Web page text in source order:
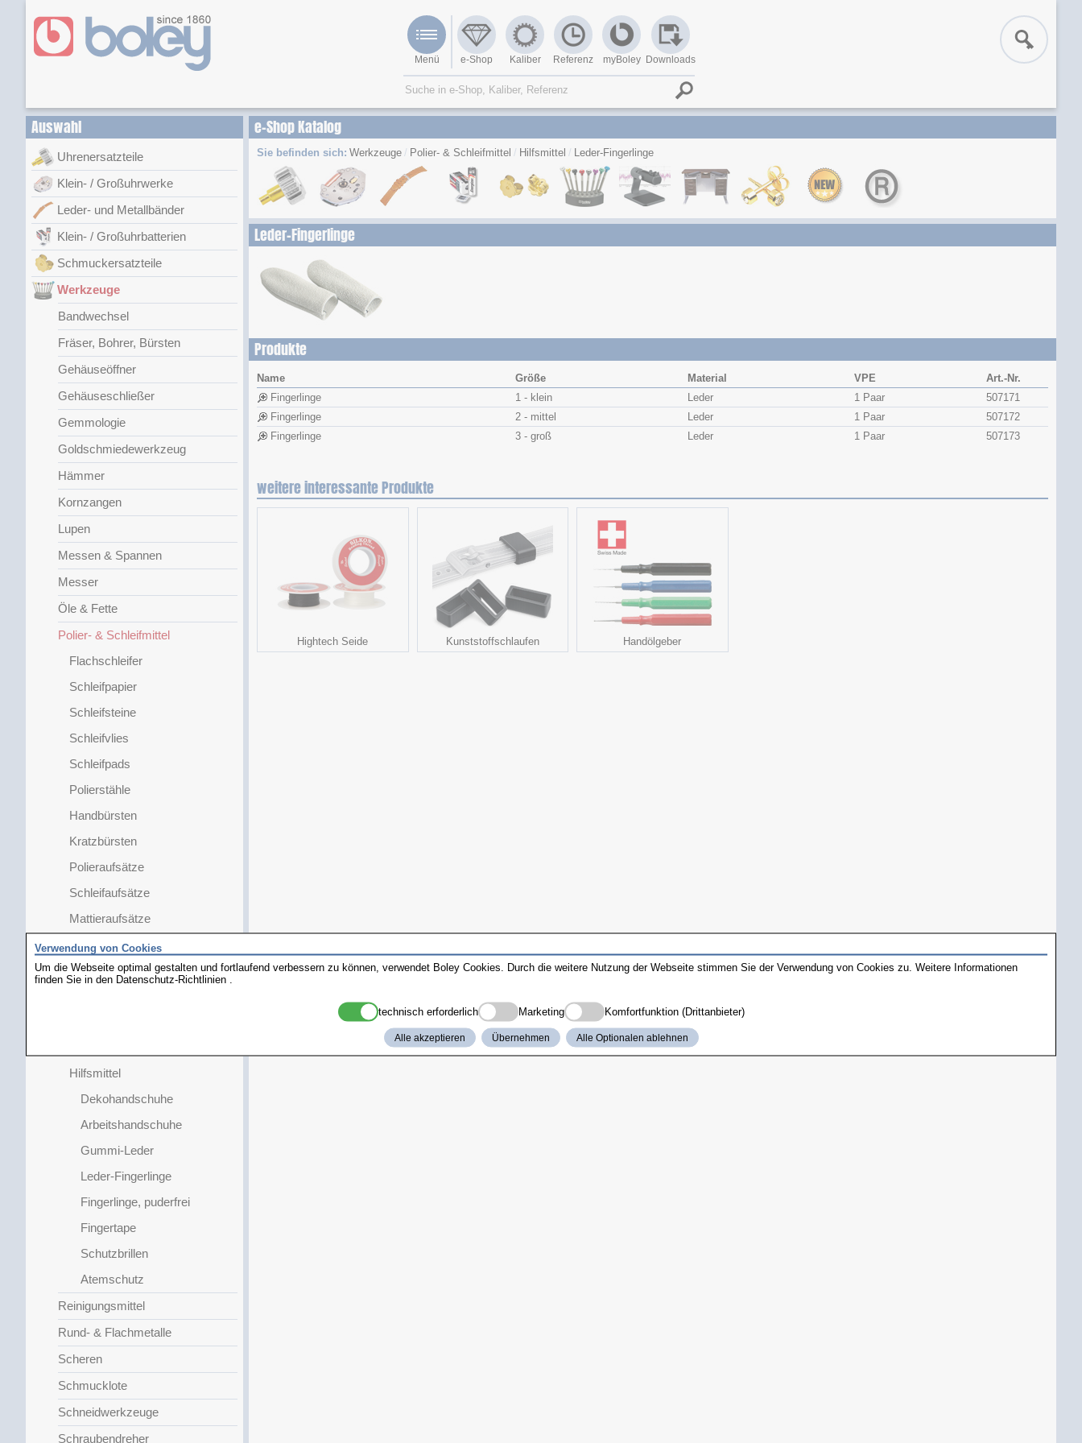
Menü e-Shop Kaliber Referenz myBoley Downloads
Auswahl
Uhrenersatzteile
Klein- / Großuhrwerke
Leder- und Metallbänder
Klein- / Großuhrbatterien
Schmuckersatzteile
Werkzeuge
Bandwechsel
Fräser, Bohrer, Bürsten
Gehäuseöffner
Gehäuseschließer
Gemmologie
Goldschmiedewerkzeug
Hämmer
Kornzangen
Lupen
Messen & Spannen
Messer
Öle & Fette
Polier- & Schleifmittel
Flachschleifer
Schleifpapier
Schleifsteine
Schleifvlies
Schleifpads
Polierstähle
Handbürsten
Kratzbürsten
Polieraufsätze
Schleifaufsätze
Mattieraufsätze
Artifex
Polier-/ Schleifmittel
Hilfsmittel
Dekohandschuhe
Arbeitshandschuhe
Gummi-Leder
Leder-Fingerlinge
Fingerlinge, puderfrei
Fingertape
Schutzbrillen
Atemschutz
Reinigungsmittel
Rund- & Flachmetalle
Scheren
Schmucklote
Schneidwerkzeuge
Schraubendreher
e-Shop Katalog
Sie befinden sich: Werkzeuge Polier- & Schleifmittel Hilfsmittel Leder-Fingerlinge
Leder-Fingerlinge
Produkte
Name Größe Material VPE
Art.-Nr.
Fingerlinge
1 - klein Leder 1 Paar
507171
Fingerlinge
2 - mittel Leder 1 Paar
507172
Fingerlinge
3 - groß Leder 1 Paar 507173
weitere interessante Produkte
Hightech Seide Kunststoffschlaufen Handölgeber
Verwendung von Cookies
Um die Webseite optimal gestalten und fortlaufend verbessern zu können, verwendet Boley Cookies. Durch die weitere Nutzung der Webseite stimmen Sie der Verwendung von Cookies zu. Weitere Informationen
finden Sie in den Datenschutz-Richtlinien
technisch erforderlich Marketing Komfortfunktion (Drittanbieter)
Alle akzeptieren Übernehmen Alle Optionalen ablehnen